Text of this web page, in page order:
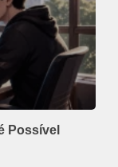
Possível